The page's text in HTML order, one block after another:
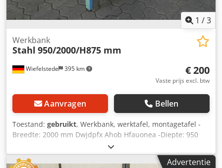
1 /3
Wiefelstede 395 km
Werkbank
Stahl 950/2000/H875 mm
€ 200
Vaste prijs excl. btw
Aanvragen Bellen
Toestand: gebruikt, Werkbank, werktafel, montagetafel -
Breedte: 2000 mm Dwjdpfx Ahob Hfauonea -Diepte: 950
mm -Hoogte: 875 mm -Aantal: 1x laden -met opbergruimte
voor een gereedschapswagen -gewicht: 108 kg
Advertentie